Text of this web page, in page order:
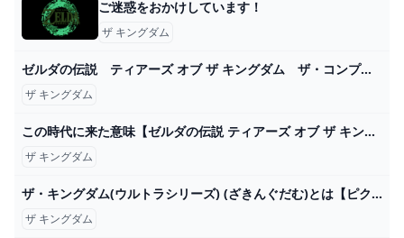
ご迷惑をおかけしています！
ザ キングダム
ゼルダの伝説 ティアーズ オブ ザ キングダム ザ・コンプリートガイド 書籍情報 ファミ通と電撃の攻略本
ザ キングダム
この時代に来た意味【ゼルダの伝説 ティアーズ オブ ザ キングダム】＃６７ - YouTube
ザ キングダム
ザ・キングダム(ウルトラシリーズ) (ざきんぐだむ)とは【ピクシブ百科事典】
ザ キングダム